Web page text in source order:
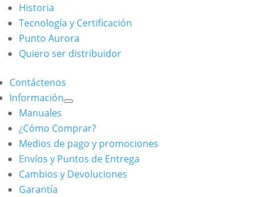
Historia
Tecnología y Certificación
Punto Aurora
Quiero ser distribuidor
Contáctenos
Información
Manuales
¿Cómo Comprar?
Medios de pago y promociones
Envíos y Puntos de Entrega
Cambios y Devoluciones
Garantía